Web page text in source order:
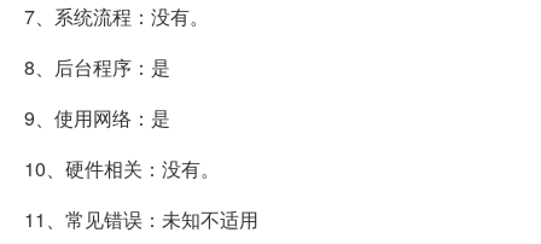
7、系统流程：没有。
8、后台程序：是
9、使用网络：是
10、硬件相关：没有。
11、常见错误：未知不适用